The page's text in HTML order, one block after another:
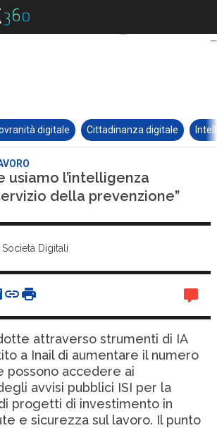
digitale Cittadinanza digitale
usiamo l’intelligenza
della prevenzione”
Società Digitali
attraverso strumenti di IA
a Inail di aumentare il numero
possono accedere ai
avvisi pubblici ISI per la
progetti di investimento in
e sicurezza sul lavoro. Il punto